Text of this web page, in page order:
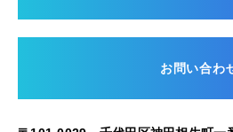
お問い合わ